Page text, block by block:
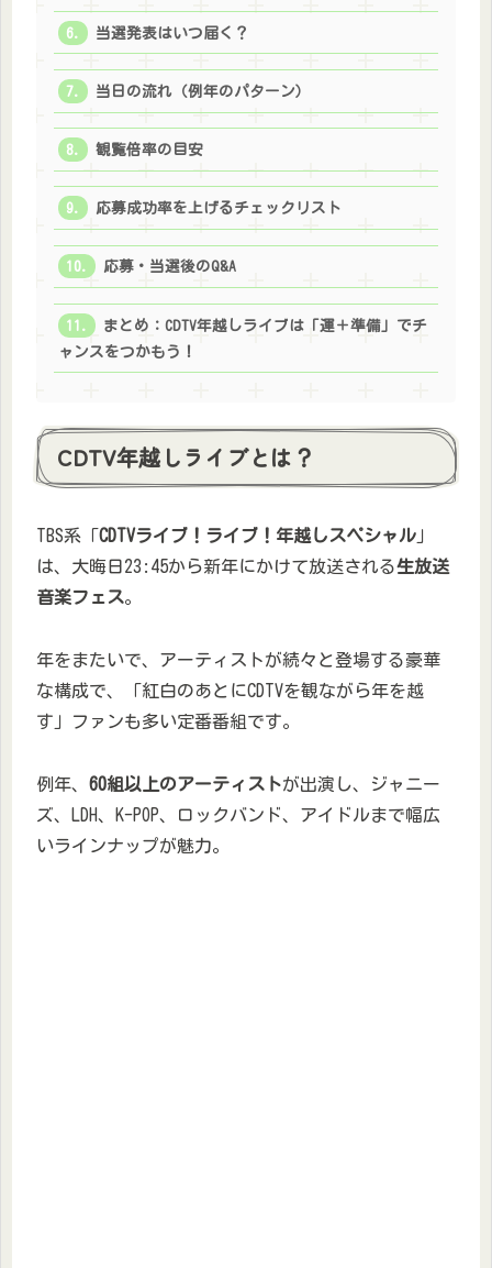
当選発表はいつ届く？
当日の流れ（例年のパターン）
観覧倍率の目安
応募成功率を上げるチェックリスト
応募・当選後のQ&A
まとめ：CDTV年越しライブは「運＋準備」でチ
ャンスをつかもう！
CDTV年越しライブとは？
TBS系「CDTVライブ！ライブ！年越しスペシャル 」
は、大晦日23:45から新年にかけて放送される生放送
音楽フェス。
年をまたいで、アーティストが続々と登場する豪華
な構成で、「紅白のあとにCDTVを観ながら年を越
す」ファンも多い定番番組です。
例年、 60組以上のアーティストが出演し、ジャニー
ズ、LDH、K-POP、ロックバンド、アイドルまで幅広
いラインナップが魅力。